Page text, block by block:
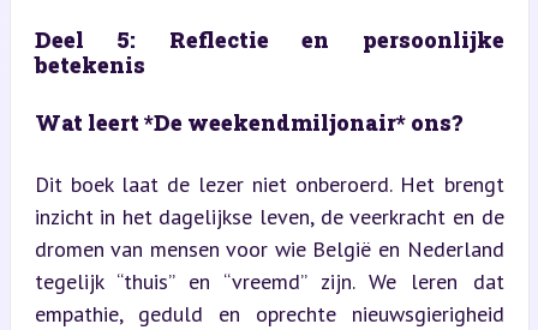
Deel 5: Reflectie en persoonlijke
betekenis
Wat leert *De weekendmiljonair* ons?
Dit boek laat de lezer niet onberoerd. Het brengt
inzicht in het dagelijkse leven, de veerkracht en de
dromen van mensen voor wie België en Nederland
tegelijk “thuis” en “vreemd” zijn. We leren dat
empathie, geduld en oprechte nieuwsgierigheid